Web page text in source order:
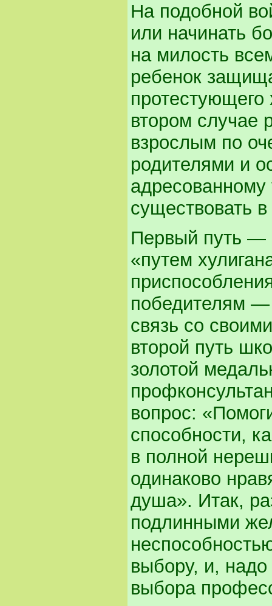
На подобной
или начинать
на милость
ребенок
протестующего
втором случае
взрослым по
родителями и
существовать
Первый путь —
«путем
победителям —
связь со
второй путь
золотой
вопрос:
способности,
в полной
одинаково
душа». Итак,
подлинными
выбору, и, надо
выбора